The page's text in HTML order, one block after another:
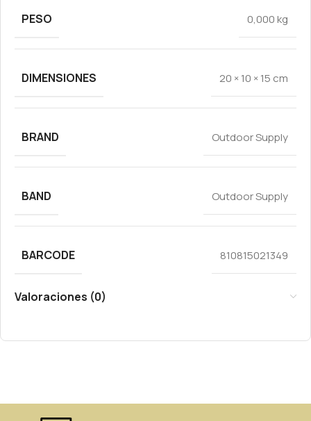
PESO
0,000 kg
DIMENSIONES 20 × 10 × 15 cm
BRAND Outdoor Supply
BAND Outdoor Supply
BARCODE 810815021349
Valoraciones (0)